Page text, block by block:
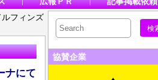
フィンズ
ナにて
協賛企業